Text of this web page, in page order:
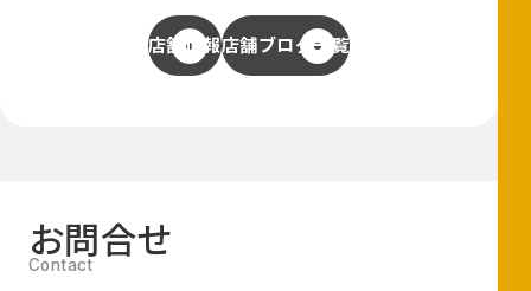
店舗情報店舗ブログ一覧
お問合せ